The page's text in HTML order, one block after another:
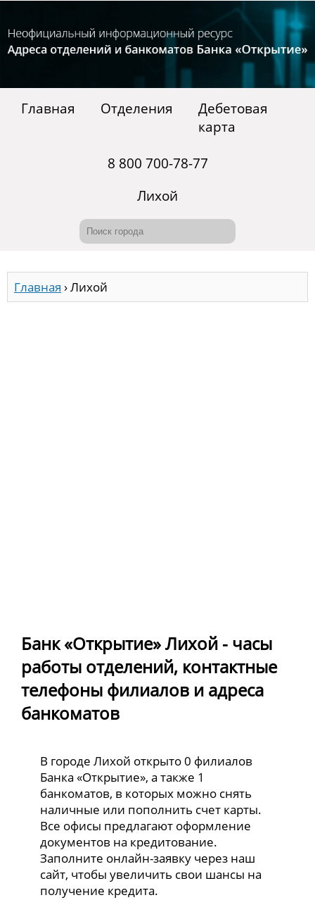
Главная Отделения
Дебетовая
карта
8 800 700-78-77
Лихой
Главная ›Лихой
Банк «Открытие» Лихой - часы
работы отделений, контактные
телефоны филиалов и адреса
банкоматов
В городе Лихой открыто 0 филиалов
Банка «Открытие», а также 1
банкоматов, в которых можно снять
наличные или пополнить счет карты.
Все офисы предлагают оформление
документов на кредитование.
Заполните онлайн-заявку через наш
сайт, чтобы увеличить свои шансы на
получение кредита.